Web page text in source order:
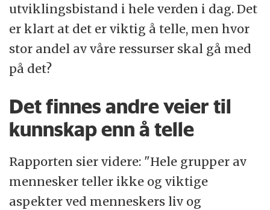
utviklingsbistand i hele verden i dag. Det
er klart at det er viktig å telle, men hvor
stor andel av våre ressurser skal gå med
på det?
Det finnes andre veier til
kunnskap enn å telle
Rapporten sier videre: "Hele grupper av
mennesker teller ikke og viktige
aspekter ved menneskers liv og